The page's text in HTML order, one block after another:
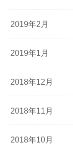
2019年2月
2019年1月
2018年12月
2018年11月
2018年10月